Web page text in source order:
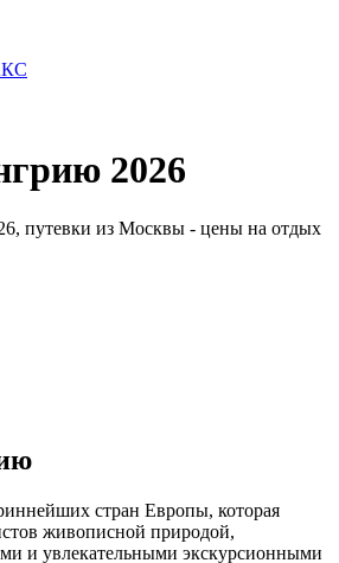
2026
стран Европы, которая
живописной природой,
и увлекательными экскурсионными